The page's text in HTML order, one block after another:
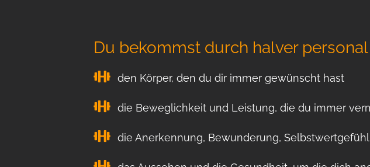
Du bekommst durch halver
den Körper, den du dir immer gewünscht hast
die Beweglichkeit und Leistung, die du immer
die Anerkennung, Bewunderung,